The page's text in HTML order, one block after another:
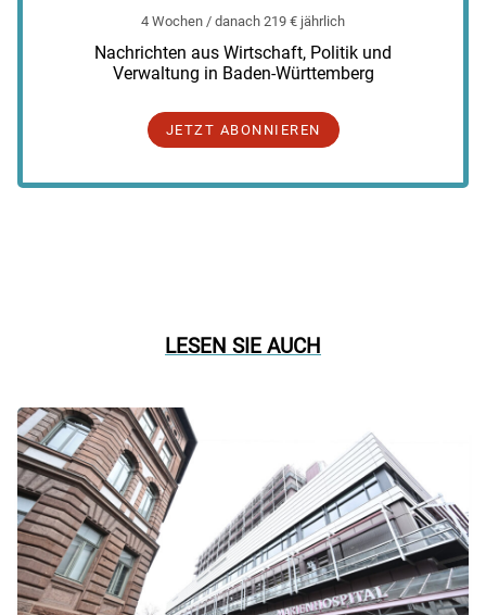
4 Wochen / danach 219 € jährlich
Nachrichten aus Wirtschaft, Politik und
Verwaltung in Baden-Württemberg
JETZT ABONNIEREN
LESEN SIE AUCH